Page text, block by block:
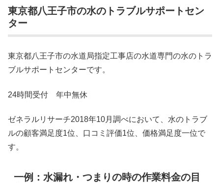
東京都八王子市の水のトラブルサポートセン
ター
東京都八王子市の水道局指定工事店の水道専門の水のトラ
ブルサポートセンターです。
24時間受付 年中無休
ゼネラルリサーチ2018年10月調べにおいて、水のトラブ
ルの顧客満足度1位、口コミ評価1位、価格満足度一位で
す。
一例：水漏れ・つまりの時の作業料金の目